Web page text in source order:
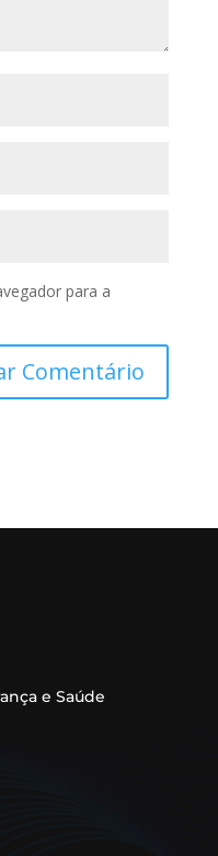
para a
e Saúde